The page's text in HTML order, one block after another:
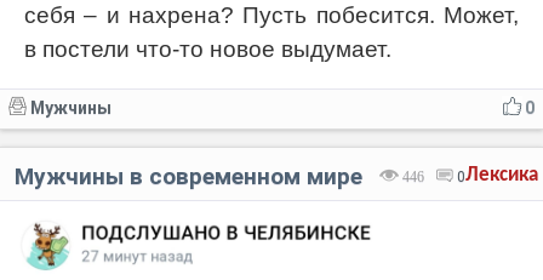
себя – и нахрена? Пусть побесится. Может,
в постели что-то новое выдумает.
0
Мужчины
Лексика
446 0
Мужчины в современном мире